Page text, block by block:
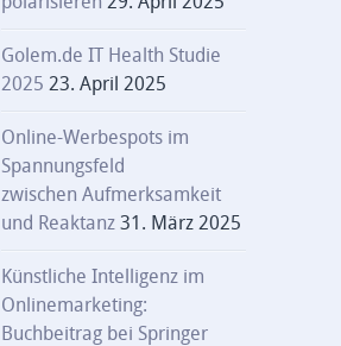
Golem.de IT Health Studie
2025 23. April 2025
Online-Werbespots im
Spannungsfeld
zwischen Aufmerksamkeit
und Reaktanz 31. März 2025
Künstliche Intelligenz im
Onlinemarketing:
Buchbeitrag bei Springer